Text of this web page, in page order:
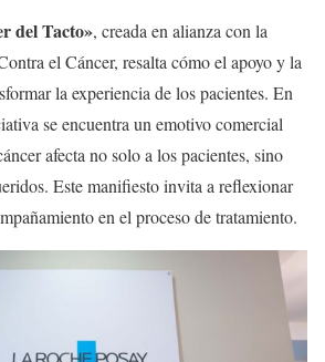
del Tacto», creada en alianza con la
el Cáncer, resalta cómo el apoyo y la
la experiencia de los pacientes. En
se encuentra un emotivo comercial
afecta no solo a los pacientes, sino
Este manifiesto invita a reflexionar
en el proceso de tratamiento.